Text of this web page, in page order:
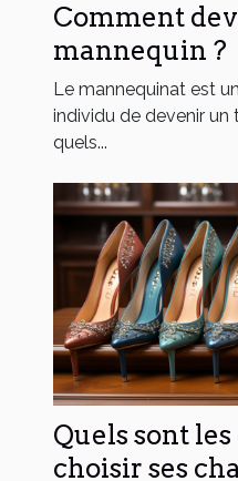
Comment
mannequin ?
Le mannequinat est
individu de devenir un
quels...
Quels sont
choisir ses